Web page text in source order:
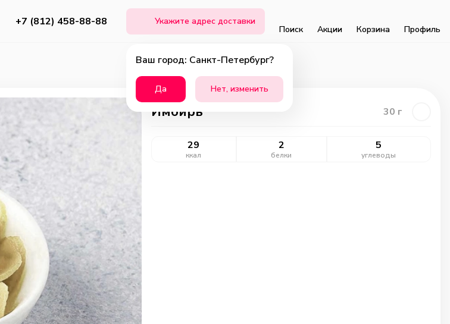
+7 (812) 458-88-88 Укажите адрес доставки
Ваш город: Санкт-Петербург?
Да Нет, изменить
Поиск Акции Корзина Профиль
Имбирь 30 г
29
ккал
2
белки
5
углеводы